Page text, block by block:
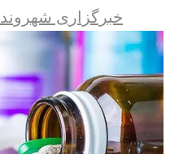
خبرگزاری شهروند